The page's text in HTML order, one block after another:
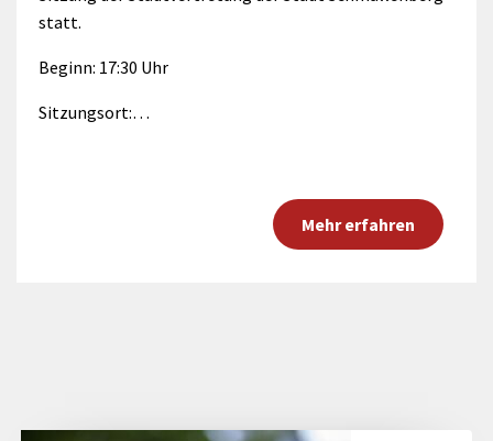
statt.
Beginn: 17:30 Uhr
Sitzungsort:…
Mehr erfahren